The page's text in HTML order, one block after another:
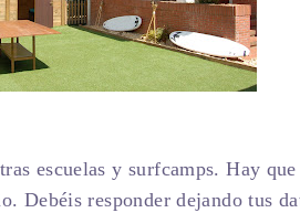
escuelas y surfcamps. Hay
Debéis responder dejando tus